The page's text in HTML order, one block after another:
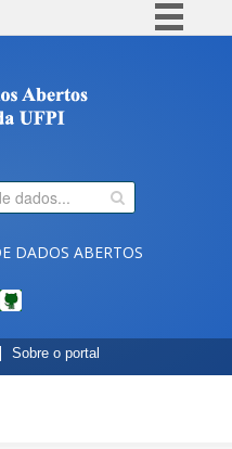
Comunica BR
Participe
Legislação
DADOS ABERTOS
Códigos
fonte
de
Sobre o portal